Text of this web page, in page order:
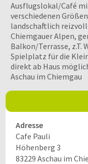
Ausflugslokal/Café
verschiedenen
landschaftlich
Chiemgauer Alpen,
Balkon/Terrasse, z.T.
Spielplatz für die
direkt ab Haus
Aschau im Chiemgau
Adresse
Cafe Pauli
Höhenberg 3
83229 Aschau im